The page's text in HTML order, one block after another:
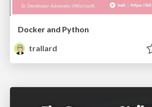
Docker and Python
trallard